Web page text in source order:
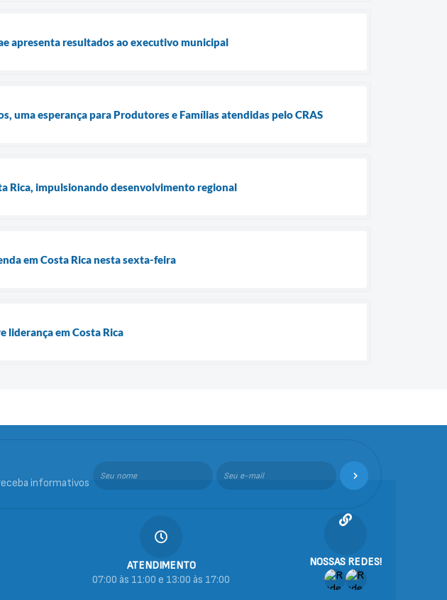
apresenta resultados ao executivo municipal
uma esperança para Produtores e Famílias atendidas pelo CRAS
Rica, impulsionando desenvolvimento regional
em Costa Rica nesta sexta-feira
liderança em Costa Rica
NOSSAS REDES!
ATENDIMENTO
07:00 às 11:00 e 13:00 às 17:00
informativos